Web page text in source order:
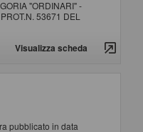
"ORDINARI" -
53671 DEL
Visualizza scheda
pubblicato in data